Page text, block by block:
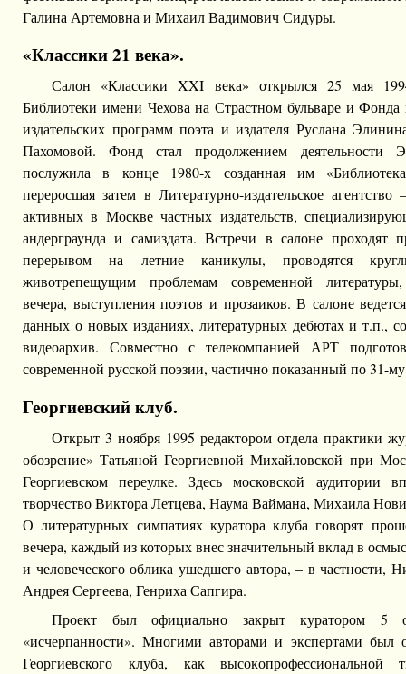
Галина Артемовна и Михаил Вадимович Сидуры.
«Классики 21 века».
Салон «Классики XXI века» открылся 25 мая
Библиотеки имени Чехова на Страстном бульваре и
издательских программ поэта и издателя Руслана
Пахомовой. Фонд стал продолжением деятельности
послужила в конце 1980-х созданная им
переросшая затем в Литературно-издательское
активных в Москве частных издательств,
андерграунда и самиздата. Встречи в салоне проходят
перерывом на летние каникулы, проводятся
животрепещущим проблемам современной литературы,
вечера, выступления поэтов и прозаиков. В салоне
данных о новых изданиях, литературных дебютах и т.п.,
видеоархив. Совместно с телекомпанией АРТ
современной русской поэзии, частично показанный по 31-
Георгиевский клуб.
Открыт 3 ноября 1995 редактором отдела практики
обозрение» Татьяной Георгиевной Михайловской при
Георгиевском переулке. Здесь московской аудитории
творчество Виктора Летцева, Наума Ваймана, Михаила
О литературных симпатиях куратора клуба говорят
вечера, каждый из которых внес значительный вклад в
и человеческого облика ушедшего автора, – в
Андрея Сергеева, Генриха Сапгира.
Проект был официально закрыт куратором 5
«исчерпанности». Многими авторами и экспертами был
Георгиевского клуба, как высокопрофессиональной